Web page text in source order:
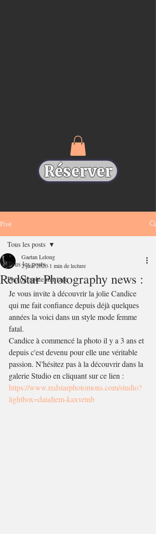
Réserver
Post
Tous les posts
Photographie mariage
Tous les posts
RedStar Photography news :
Gaetan Lelong
2 juin 2020 1 min de lecture
Je vous invite à découvrir la jolie Candice
qui me fait confiance depuis déjà quelques
années la voici dans un style mode femme
fatal.
Candice à commencé la photo il y a 3 ans et
depuis c'est devenu pour elle une véritable
passion. N'hésitez pas à la découvrir dans la
galerie Studio en cliquant sur ce lien :
https://www.redstarphotomons.com/studio?
lightbox=dataItem-kaxvetnb